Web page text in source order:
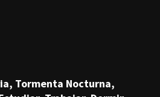
Tormenta Nocturna,